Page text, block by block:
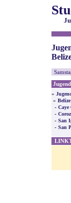
»
» Belize
- Caye
-
- San
- San